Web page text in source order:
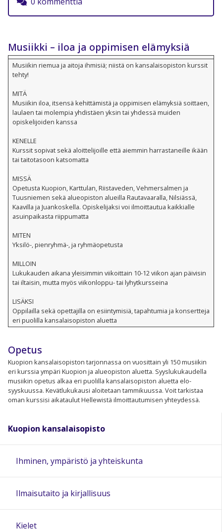
Musiikki – iloa ja oppimisen elämyksiä
Musiikin riemua ja aitoja ihmisiä; niistä on kansalaisopiston kurssit
tehty!
MITÄ
Musiikin iloa, itsensä kehittämistä ja oppimisen elämyksiä soittaen,
laulaen tai molempia yhdistäen yksin tai yhdessä muiden
opiskelijoiden kanssa
KENELLE
Kurssit sopivat sekä aloittelijoille että aiemmin harrastaneille ikään
tai taitotasoon katsomatta
MISSÄ
Opetusta Kuopion, Karttulan, Riistaveden, Vehmersalmen ja
Tuusniemen sekä alueopiston alueilla Rautavaaralla, Nilsiässä,
Kaavilla ja Juankoskella. Opiskelijaksi voi ilmoittautua kaikkialle
asuinpaikasta riippumatta
MITEN
Yksilö-, pienryhmä-, ja ryhmäopetusta
MILLOIN
Lukukauden aikana yleisimmin viikoittain 10-12 viikon ajan päivisin
tai iltaisin, mutta myös viikonloppu- tai lyhytkursseina
LISÄKSI
Oppilailla sekä opettajilla on esiintymisiä, tapahtumia ja konsertteja
eri puolilla kansalaisopiston aluetta
Opetus
Kuopion kansalaisopiston tarjonnassa on vuosittain yli 150 musiikin
eri kurssia ympäri Kuopion ja alueopiston aluetta. Syyslukukaudella
musiikin opetus alkaa eri puolilla kansalaisopiston aluetta elo-
syyskuussa. Kevätlukukausi aloitetaan tammikuussa. Voit tarkistaa
oman kurssisi aikataulut Hellewistä ilmoittautumisen yhteydessä.
Kuopion kansalaisopisto
Ihminen, ympäristö ja yhteiskunta
Ilmaisutaito ja kirjallisuus
Kielet